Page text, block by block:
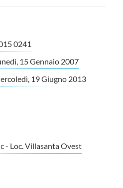
0241
15 Gennaio 2007
19 Giugno 2013
- Loc. Villasanta Ovest